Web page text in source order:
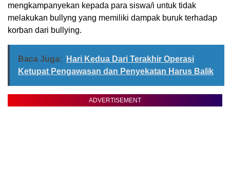
mengkampanyekan kepada para siswa/i untuk tidak
melakukan bullyng yang memiliki dampak buruk terhadap
korban dari bullying.
Baca Juga:
Hari Kedua Dari Terakhir Operasi
Ketupat Pengawasan dan Penyekatan Harus Balik
ADVERTISEMENT